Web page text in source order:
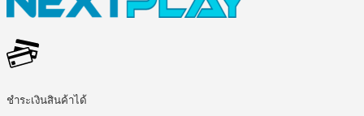
ชำระเงินสินค้าได้